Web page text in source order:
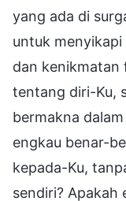
yang ada di
untuk
dan kenikmatan
tentang diri-Ku,
bermakna
engkau benar-
kepada-Ku,
sendiri? Apakah